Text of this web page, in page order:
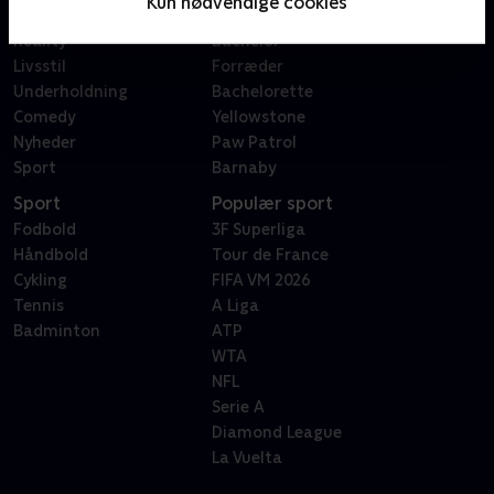
Reality
Livsstil
Underholdning
Comedy
Nyheder
Sport
X Factor
Bachelor
Forræder
Bachelorette
Yellowstone
Paw Patrol
Barnaby
Sport
Fodbold
Håndbold
Cykling
Tennis
Badminton
Populær sport
3F Superliga
Tour de France
FIFA VM 2026
A Liga
ATP
WTA
NFL
Serie A
Diamond League
La Vuelta